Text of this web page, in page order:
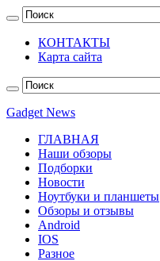
КОНТАКТЫ
Карта сайта
Gadget News
ГЛАВНАЯ
Наши обзоры
Подборки
Новости
Ноутбуки и планшеты
Обзоры и отзывы
Android
IOS
Разное